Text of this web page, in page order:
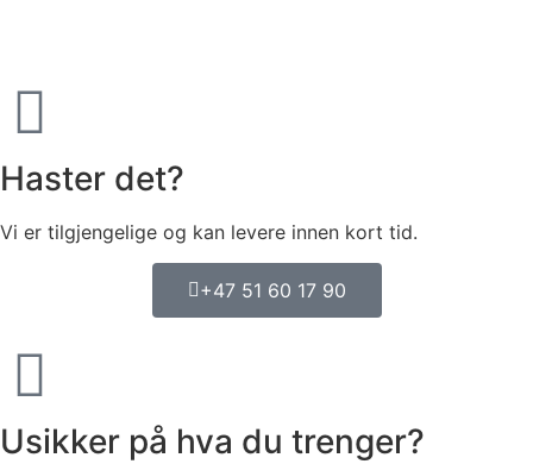
Haster det?
Vi er tilgjengelige og kan levere innen kort tid.
+47 51 60 17 90
Usikker på hva du trenger?